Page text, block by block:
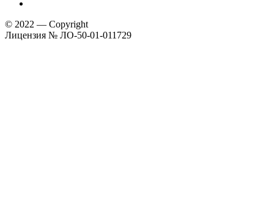
© 2022 — Copyright
Лицензия № ЛО-50-01-011729